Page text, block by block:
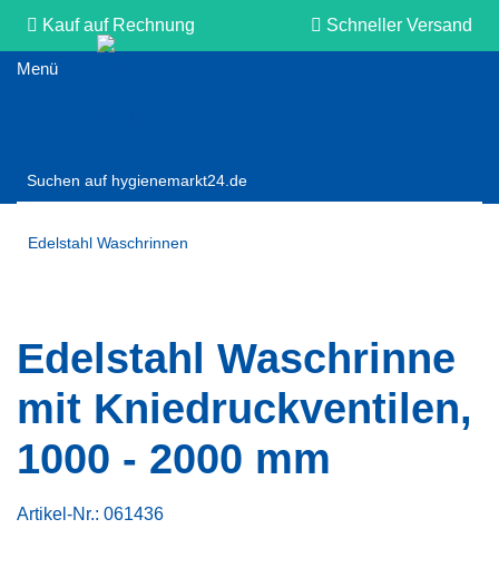
Kauf auf Rechnung Schneller Versand
Edelstahl Waschrinnen
Edelstahl Waschrinne
mit Kniedruckventilen,
1000 - 2000 mm
Artikel-Nr.: 061436